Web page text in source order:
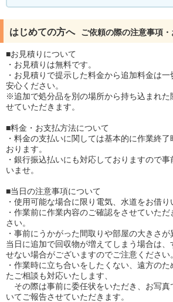
はじめての方へ ご依頼の際の注意事項
■お見積りについて
・お見積りは無料です。
・お見積りで提示した料金から追加料金は
安心ください。
※追加で処分品を別の場所から持ち込まれた
せていただきます。
■料金・お支払方法について
・料金の支払いに関しては基本的に作業終
おります。
・銀行振込払いにも対応しておりますので
いませ。
■当日の注意事項について
・使用可能な場合に限り電気、水道をお借り
・作業前に作業内容のご確認をさせていた
さい。
・事前にうかがった間取りや部屋の大きさが
当日に追加で回収物が増えてしまう場合は、
せない場合がございますのでご注意ください。
・作業時に立ち合いをしたくない、遠方の
たご相談も対応いたします、
その際は事前に委任状をいただき、お写真
いてご報告させていただきます。